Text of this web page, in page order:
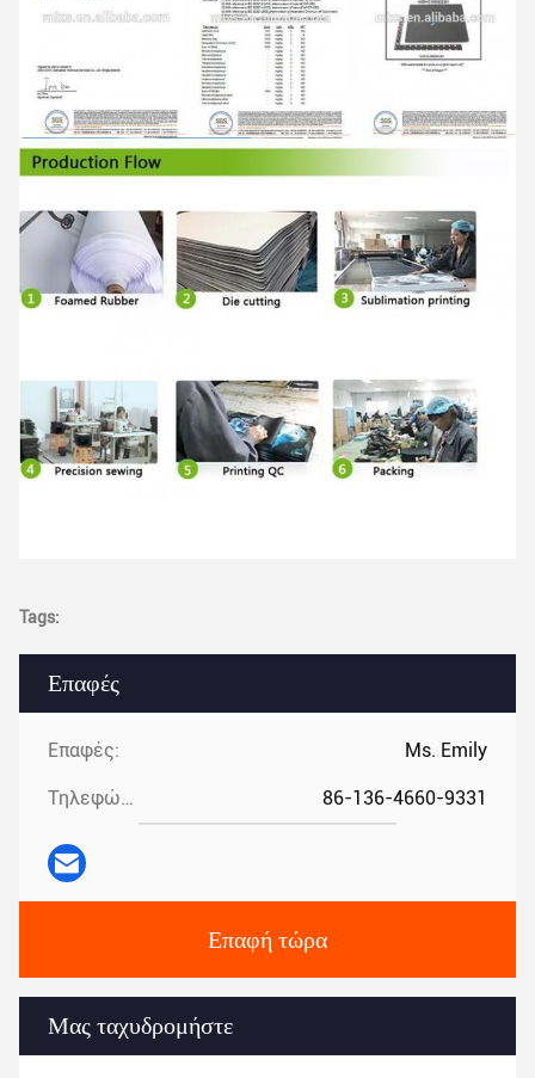
Επαφές
Επαφές: Ms. Emily
Τηλεφώνημα: 86-136-4660-9331
Επαφή τώρα
Μας ταχυδρομήστε
Tags: